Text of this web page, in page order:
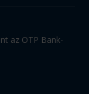
az OTP Bank-